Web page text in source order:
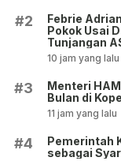
#2
Febrie
Pokok Usai
Tunjangan
10 jam yang lalu
#3
Menteri
Bulan di
11 jam yang lalu
#4
Pemerintah
sebagai